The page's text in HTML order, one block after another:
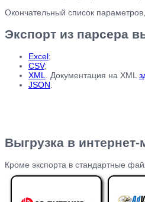
Окончательный список
Экспорт из парсера
Excel;
CSV;
XML. Документация на XML
JSON.
Выгрузка в интернет-
Кроме экспорта в стандартные